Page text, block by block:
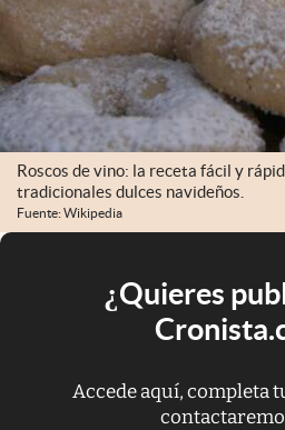
Roscos de vino: la receta fácil y
tradicionales dulces navideños.
Fuente: Wikipedia
¿Quieres
Accede aquí, completa